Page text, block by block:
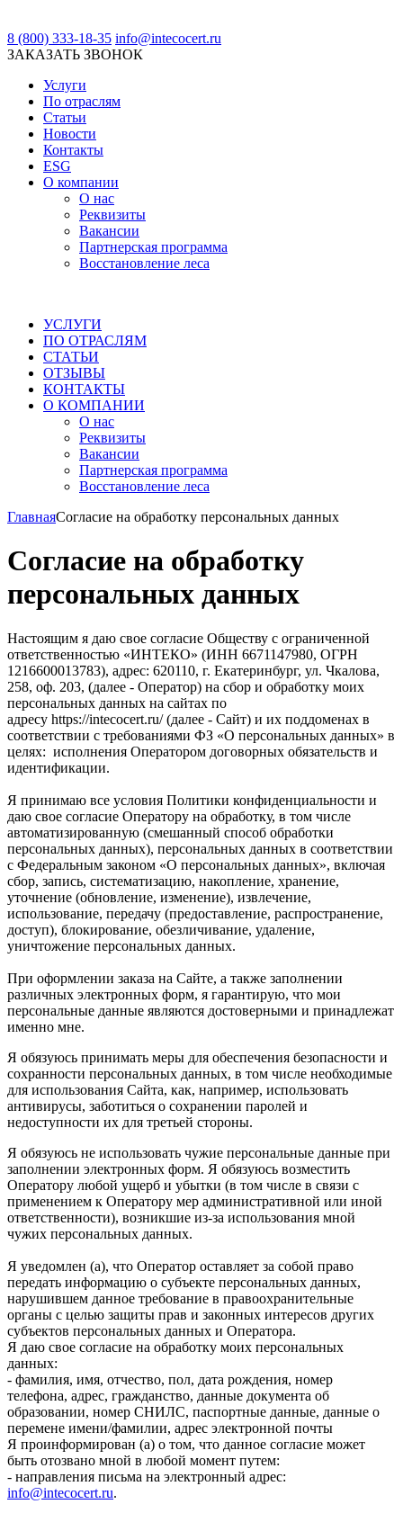
8 (800) 333-18-35 info@intecocert.ru
ЗАКАЗАТЬ ЗВОНОК
Услуги
По отраслям
Статьи
Новости
Контакты
ESG
О компании
О нас
Реквизиты
Вакансии
Партнерская программа
Восстановление леса
УСЛУГИ
ПО ОТРАСЛЯМ
СТАТЬИ
ОТЗЫВЫ
КОНТАКТЫ
О КОМПАНИИ
О нас
Реквизиты
Вакансии
Партнерская программа
Восстановление леса
ГлавнаяСогласие на обработку персональных данных
Согласие на обработку
персональных данных
Настоящим я даю свое согласие Обществу с ограниченной
ответственностью «ИНТЕКО» (ИНН 6671147980, ОГРН
1216600013783), адрес: 620110, г. Екатеринбург, ул. Чкалова,
258, оф. 203, (далее - Оператор) на сбор и обработку моих
персональных данных на сайтах по
адресу https://intecocert.ru/ (далее - Сайт) и их поддоменах в
соответствии с требованиями ФЗ «О персональных данных» в
целях: исполнения Оператором договорных обязательств и
идентификации.
Я принимаю все условия Политики конфиденциальности и
даю свое согласие Оператору на обработку, в том числе
автоматизированную (смешанный способ обработки
персональных данных), персональных данных в соответствии
с Федеральным законом «О персональных данных», включая
сбор, запись, систематизацию, накопление, хранение,
уточнение (обновление, изменение), извлечение,
использование, передачу (предоставление, распространение,
доступ), блокирование, обезличивание, удаление,
уничтожение персональных данных.
При оформлении заказа на Сайте, а также заполнении
различных электронных форм, я гарантирую, что мои
персональные данные являются достоверными и принадлежат
именно мне.
Я обязуюсь принимать меры для обеспечения безопасности и
сохранности персональных данных, в том числе необходимые
для использования Сайта, как, например, использовать
антивирусы, заботиться о сохранении паролей и
недоступности их для третьей стороны.
Я обязуюсь не использовать чужие персональные данные при
заполнении электронных форм. Я обязуюсь возместить
Оператору любой ущерб и убытки (в том числе в связи с
применением к Оператору мер административной или иной
ответственности), возникшие из-за использования мной
чужих персональных данных.
Я уведомлен (а), что Оператор оставляет за собой право
передать информацию о субъекте персональных данных,
нарушившем данное требование в правоохранительные
органы с целью защиты прав и законных интересов других
субъектов персональных данных и Оператора.
Я даю свое согласие на обработку моих персональных
данных:
- фамилия, имя, отчество, пол, дата рождения, номер
телефона, адрес, гражданство, данные документа об
образовании, номер СНИЛС, паспортные данные, данные о
перемене имени/фамилии, адрес электронной почты
Я проинформирован (а) о том, что данное согласие может
быть отозвано мной в любой момент путем:
- направления письма на электронный адрес:
info@intecocert.ru.